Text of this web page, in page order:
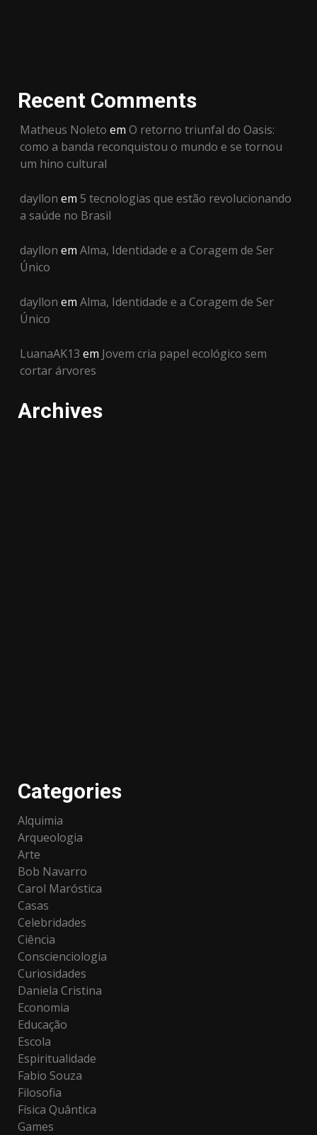
Recent Comments
Matheus Noleto em O retorno triunfal do Oasis:
como a banda reconquistou o mundo e se tornou
um hino cultural
dayllon em 5 tecnologias que estão revolucionando
a saúde no Brasil
dayllon em Alma, Identidade e a Coragem de Ser
Único
dayllon em Alma, Identidade e a Coragem de Ser
Único
LuanaAK13 em Jovem cria papel ecológico sem
cortar árvores
Archives
Categories
Alquimia
Arqueologia
Arte
Bob Navarro
Carol Maróstica
Casas
Celebridades
Ciência
Conscienciologia
Curiosidades
Daniela Cristina
Economia
Educação
Escola
Espiritualidade
Fabio Souza
Filosofia
Física Quântica
Games